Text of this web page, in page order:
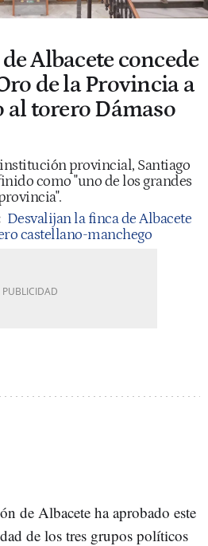
Albacete concede
de la Provincia a
torero Dámaso
provincial, Santiago
como "uno de los grandes
Desvalijan la finca de Albacete
castellano-manchego
de Albacete ha aprobado este
de los tres grupos políticos